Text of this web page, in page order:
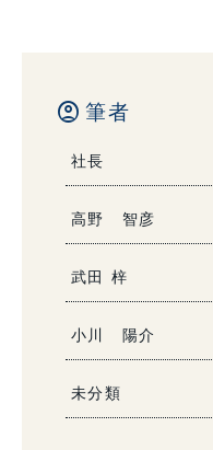
account_circle 筆者
社長
高野 智彦
武田 梓
小川 陽介
未分類